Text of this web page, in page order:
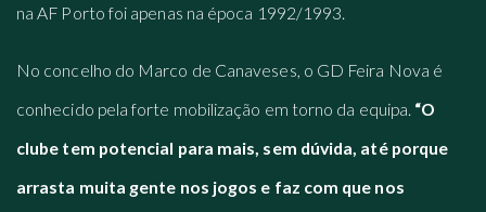
na AF Porto foi apenas na época 1992/1993.
No concelho do Marco de Canaveses, o GD Feira Nova é
conhecido pela forte mobilização em torno da equipa. “O
clube tem potencial para mais, sem dúvida, até porque
arrasta muita gente nos jogos e faz com que nos